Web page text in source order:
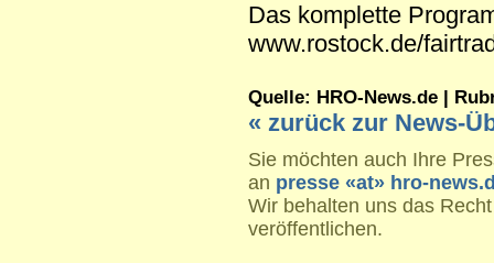
Das komplette
www.rostock.de/
Quelle: HRO-News.de |
« zurück zur News-
Sie möchten auch Ihre
an presse «at» hro-
Wir behalten uns das
veröffentlichen.